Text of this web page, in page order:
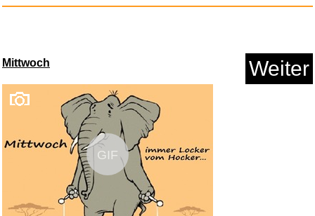
SONGMICS Uhrenbeweger,
Automat...
Mittwoch Weiter
GIF